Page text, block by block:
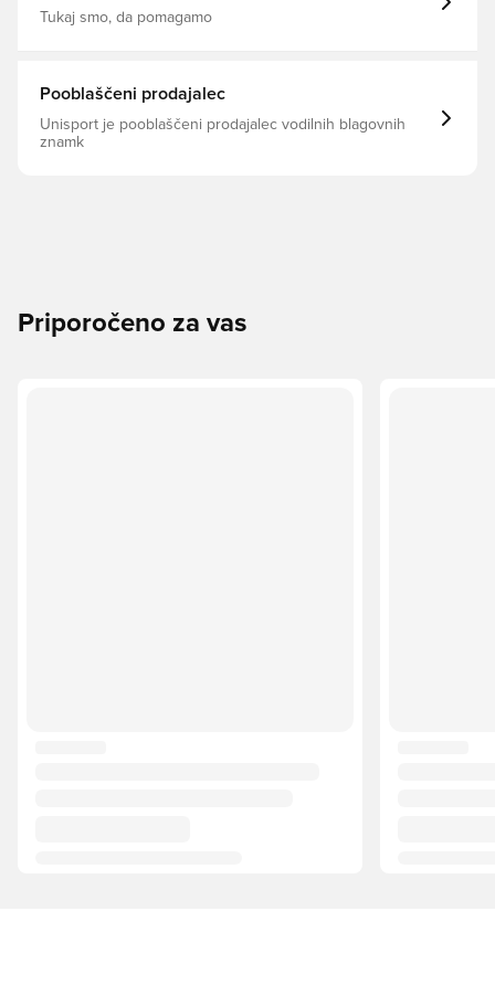
Tukaj smo, da pomagamo
Pooblaščeni prodajalec
Unisport je pooblaščeni prodajalec vodilnih blagovnih
znamk
Priporočeno za vas